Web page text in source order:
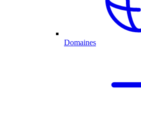
Domaines